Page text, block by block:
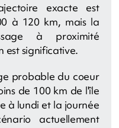
exacte est
à 120 km, mais la
à proximité
est significative.
probable du coeur
de 100 km de l'île
à lundi et la journée
actuellement